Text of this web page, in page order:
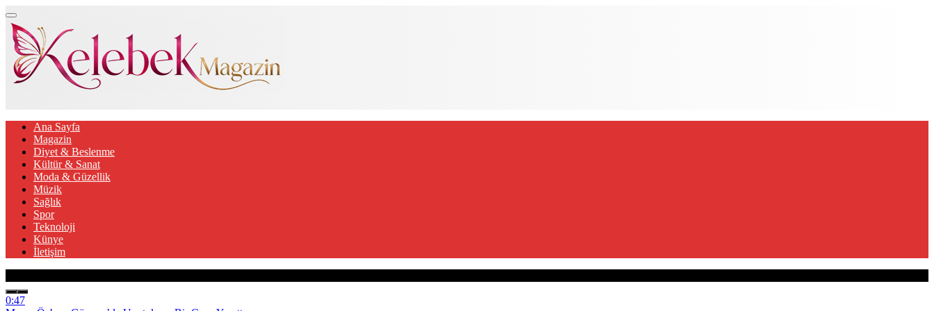
Ana Sayfa
Magazin
Diyet & Beslenme
Kültür & Sanat
Moda & Güzellik
Müzik
Sağlık
Spor
Teknoloji
Künye
İletişim
0:47